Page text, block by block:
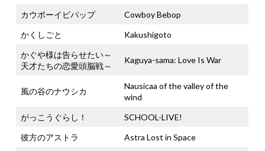
カウボーイビパップ
Cowboy Bebop
かくしごと
Kakushigoto
かぐや様は告らせたい～
天才たちの恋愛頭脳戦～
Kaguya-sama: Love Is War
風の谷のナウシカ
Nausicaa of the valley of the
wind
がっこうぐらし！
SCHOOL-LIVE!
彼方のアストラ
Astra Lost in Space